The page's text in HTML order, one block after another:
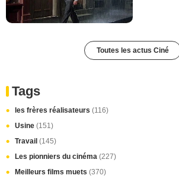
Toutes les actus Ciné
Tags
les frères réalisateurs (116)
Usine (151)
Travail (145)
Les pionniers du cinéma (227)
Meilleurs films muets (370)